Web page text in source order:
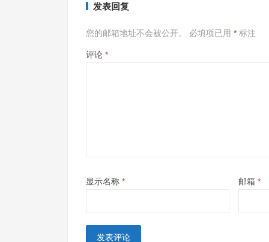
发表回复
您的邮箱地址不会被公开。 必填项已用 * 标注
评论 *
显示名称 * 邮箱 *